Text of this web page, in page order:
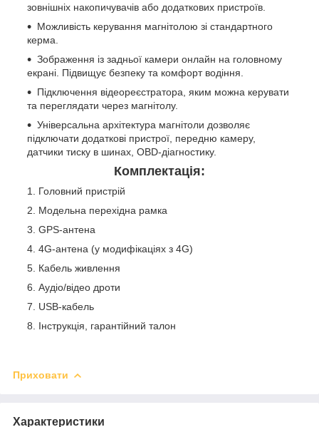
зовнішніх накопичувачів або додаткових пристроїв.
Можливість керування магнітолою зі стандартного
керма.
Зображення із задньої камери онлайн на головному
екрані. Підвищує безпеку та комфорт водіння.
Підключення відеореєстратора, яким можна керувати
та переглядати через магнітолу.
Універсальна архітектура магнітоли дозволяє
підключати додаткові пристрої, передню камеру,
датчики тиску в шинах, OBD-діагностику.
Комплектація:
Головний пристрій
Модельна перехідна рамка
GPS-антена
4G-антена (у модифікаціях з 4G)
Кабель живлення
Аудіо/відео дроти
USB-кабель
Інструкція, гарантійний талон
Приховати
Характеристики